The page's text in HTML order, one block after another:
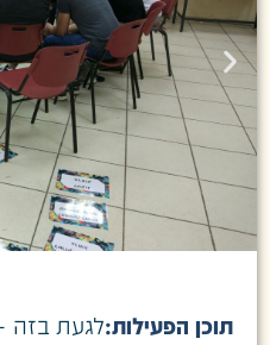
תוכן הפעילות:לגעת בזה –